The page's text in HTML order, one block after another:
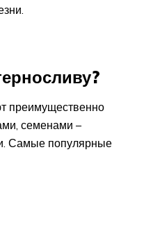
преимущественно
семенами –
Самые популярные